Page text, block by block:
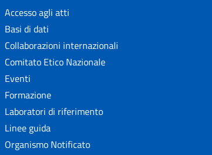
Accesso agli atti
Basi di dati
Collaborazioni internazionali
Comitato Etico Nazionale
Eventi
Formazione
Laboratori di riferimento
Linee guida
Organismo Notificato